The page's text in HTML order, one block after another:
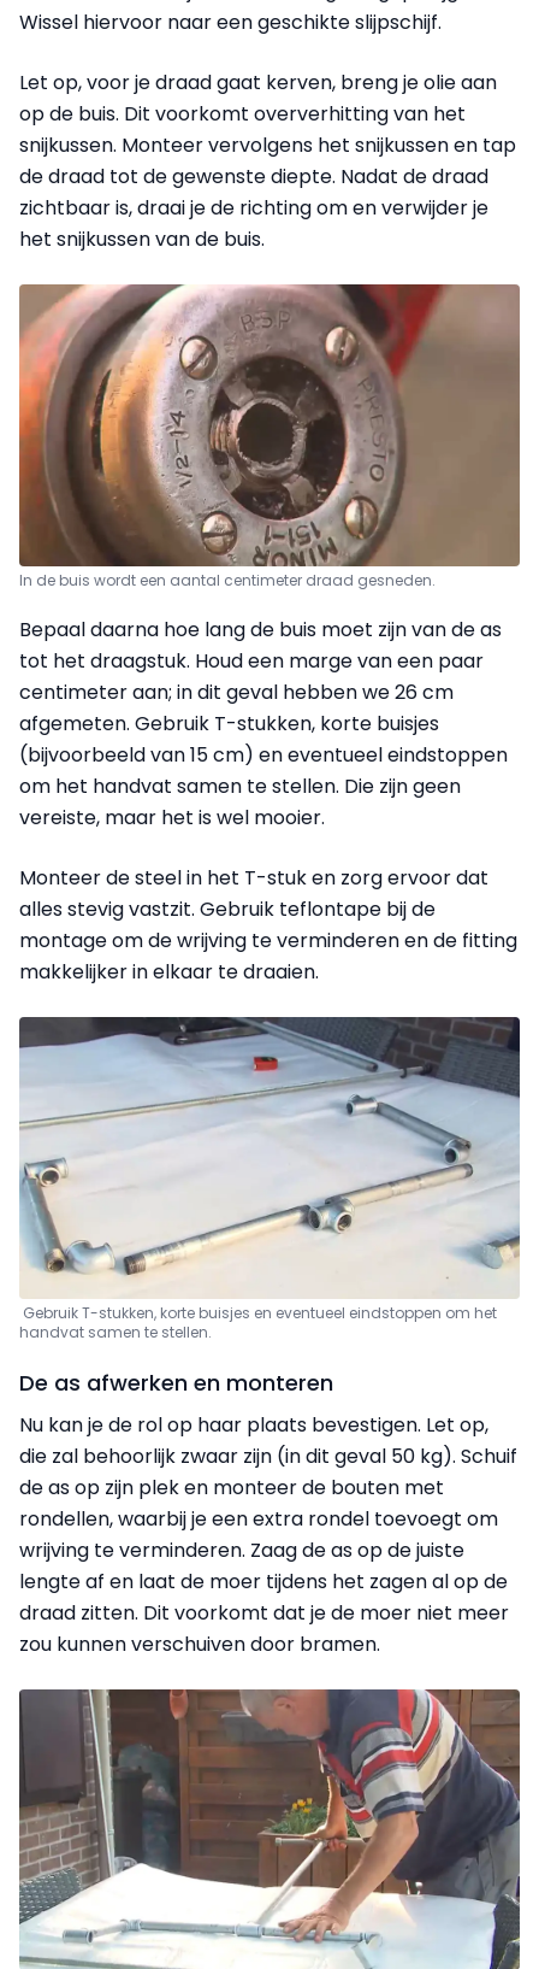
Wissel hiervoor naar een geschikte slijpschijf.
Let op, voor je draad gaat kerven, breng je olie aan
op de buis. Dit voorkomt oververhitting van het
snijkussen. Monteer vervolgens het snijkussen en tap
de draad tot de gewenste diepte. Nadat de draad
zichtbaar is, draai je de richting om en verwijder je
het snijkussen van de buis.
In de buis wordt een aantal centimeter draad gesneden.
Bepaal daarna hoe lang de buis moet zijn van de as
tot het draagstuk. Houd een marge van een paar
centimeter aan; in dit geval hebben we 26 cm
afgemeten. Gebruik T-stukken, korte buisjes
(bijvoorbeeld van 15 cm) en eventueel eindstoppen
om het handvat samen te stellen. Die zijn geen
vereiste, maar het is wel mooier.
Monteer de steel in het T-stuk en zorg ervoor dat
alles stevig vastzit. Gebruik teflontape bij de
montage om de wrijving te verminderen en de fitting
makkelijker in elkaar te draaien.
Gebruik T-stukken, korte buisjes en eventueel eindstoppen om het
handvat samen te stellen.
De as afwerken en monteren
Nu kan je de rol op haar plaats bevestigen. Let op,
die zal behoorlijk zwaar zijn (in dit geval 50 kg). Schuif
de as op zijn plek en monteer de bouten met
rondellen, waarbij je een extra rondel toevoegt om
wrijving te verminderen. Zaag de as op de juiste
lengte af en laat de moer tijdens het zagen al op de
draad zitten. Dit voorkomt dat je de moer niet meer
zou kunnen verschuiven door bramen.